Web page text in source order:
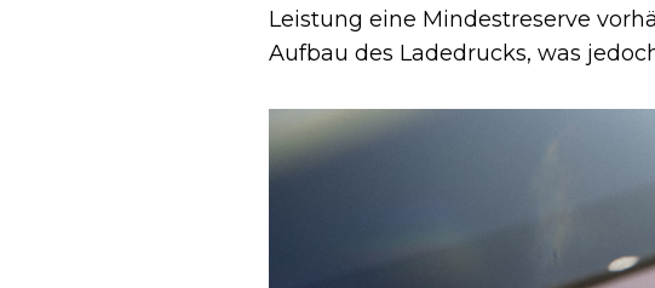
Leistung eine Mindestreserve
Aufbau des Ladedrucks, was